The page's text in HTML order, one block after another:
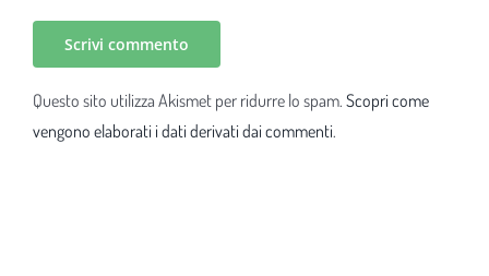
Questo sito utilizza Akismet per ridurre lo spam. Scopri come
vengono elaborati i dati derivati dai commenti.